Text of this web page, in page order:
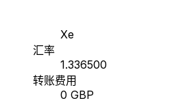
Xe
汇率
1.336500
转账费用
0 GBP